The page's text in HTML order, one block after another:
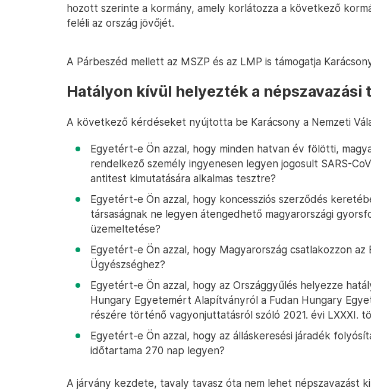
hozott szerinte a kormány, amely korlátozza a következő
feléli az ország jövőjét.
A Párbeszéd mellett az MSZP és az LMP is támogatja
Hatályon kívül helyezték a népszavazási
A következő kérdéseket nyújtotta be Karácsony a Nemzeti
Egyetért-e Ön azzal, hogy minden hatvan év fölötti,
rendelkező személy ingyenesen legyen jogosult SARS-
antitest kimutatására alkalmas tesztre?
Egyetért-e Ön azzal, hogy koncessziós szerződés
társaságnak ne legyen átengedhető magyarországi
üzemeltetése?
Egyetért-e Ön azzal, hogy Magyarország csatlakozzon az
Ügyészséghez?
Egyetért-e Ön azzal, hogy az Országgyűlés helyezze
Hungary Egyetemért Alapítványról a Fudan Hungary
részére történő vagyonjuttatásról szóló 2021. évi LXXXI.
Egyetért-e Ön azzal, hogy az álláskeresési járadék
időtartama 270 nap legyen?
A járvány kezdete, tavaly tavasz óta nem lehet népszavazást